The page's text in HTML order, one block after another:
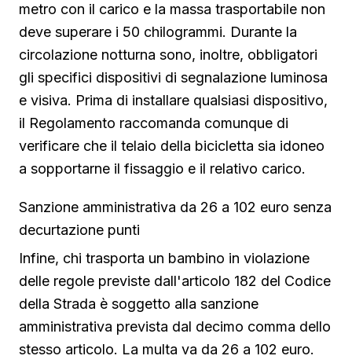
metro con il carico e la massa trasportabile non
deve superare i 50 chilogrammi. Durante la
circolazione notturna sono, inoltre, obbligatori
gli specifici dispositivi di segnalazione luminosa
e visiva. Prima di installare qualsiasi dispositivo,
il Regolamento raccomanda comunque di
verificare che il telaio della bicicletta sia idoneo
a sopportarne il fissaggio e il relativo carico.
Sanzione amministrativa da 26 a 102 euro senza
decurtazione punti
Infine, chi trasporta un bambino in violazione
delle regole previste dall'articolo 182 del Codice
della Strada è soggetto alla sanzione
amministrativa prevista dal decimo comma dello
stesso articolo. La multa va da 26 a 102 euro.